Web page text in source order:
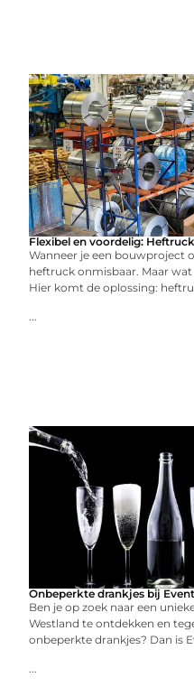
Flexibel en voordelig:
Wanneer je een bouwproject
heftruck onmisbaar. Maar
Hier komt de oplossing:
...
Onbeperkte drankjes bij
Ben je op zoek naar een
Westland te ontdekken en
onbeperkte drankjes? Dan is
...